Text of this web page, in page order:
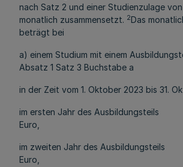
nach Satz 2 und einer Studienzulage von
monatlich zusammensetzt. 2Das
beträgt bei
a) einem Studium mit einem
Absatz 1 Satz 3 Buchstabe a
in der Zeit vom 1. Oktober 2023 bis 31.
im ersten Jahr des
Euro,
im zweiten Jahr des
Euro,